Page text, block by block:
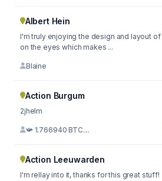
Albert Hein
I'm truly enjoying the design and layout
on the eyes which makes ...
Blaine
Action Burgum
2jhelm
📯 1.766940 BTC....
Action Leeuwarden
I'm rellay into it, thanks for this great stuff!